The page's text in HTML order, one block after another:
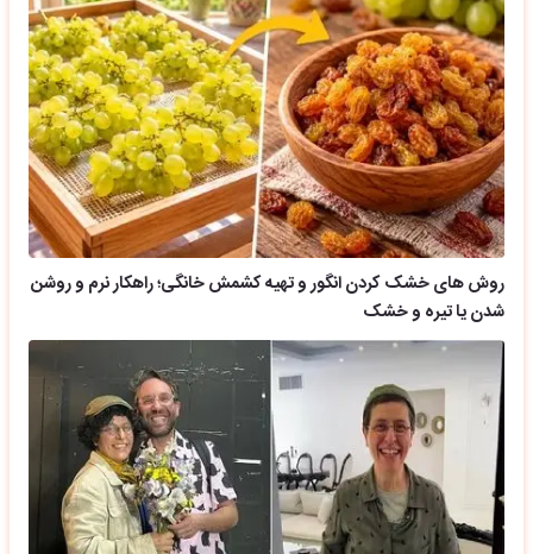
روش های خشک کردن انگور و تهیه کشمش خانگی؛ راهکار نرم و روشن
شدن یا تیره و خشک